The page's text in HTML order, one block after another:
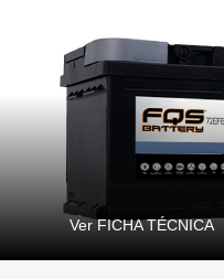
Ver FICHA TÉCNICA